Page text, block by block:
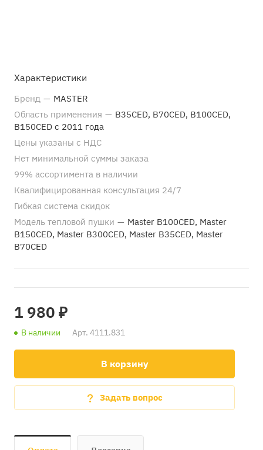
Характеристики
Бренд — MASTER
Область применения — В35CED, В70CED, В100CED,
В150CED с 2011 года
Цены указаны с НДС
Нет минимальной суммы заказа
99% ассортимента в наличии
Квалифицированная консультация 24/7
Гибкая система скидок
Модель тепловой пушки — Master B100CED, Master
B150CED, Master B300CED, Master B35CED, Master
B70CED
1 980 ₽
В наличии Арт. 4111.831
В корзину
Задать вопрос